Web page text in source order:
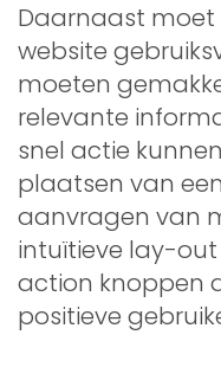
Daarnaast moet
website
moeten
relevante
snel actie
plaatsen van
aanvragen van
intuïtieve lay-
action knoppen
positieve